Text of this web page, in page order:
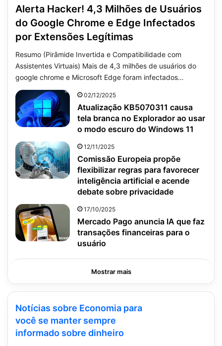
Alerta Hacker! 4,3 Milhões de Usuários
do Google Chrome e Edge Infectados
por Extensões Legítimas
Resumo (Pirâmide Invertida e Compatibilidade com
Assistentes Virtuais) Mais de 4,3 milhões de usuários do
google chrome e Microsoft Edge foram infectados…
02/12/2025
Atualização KB5070311 causa
tela branca no Explorador ao usar
o modo escuro do Windows 11
12/11/2025
Comissão Europeia propõe
flexibilizar regras para favorecer
inteligência artificial e acende
debate sobre privacidade
17/10/2025
Mercado Pago anuncia IA que faz
transações financeiras para o
usuário
Mostrar mais
Notícias sobre Economia para
você se manter sempre
informado sobre dinheiro